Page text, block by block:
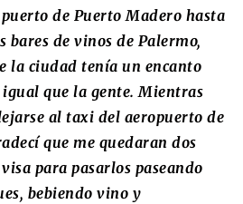
de Puerto Madero hasta
bares de vinos de Palermo,
la ciudad tenía un encanto
que la gente. Mientras
al taxi del aeropuerto de
que me quedaran dos
para pasarlos paseando
bebiendo vino y